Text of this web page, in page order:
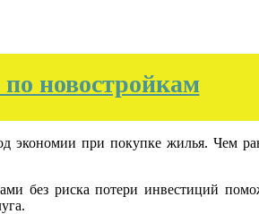
новостройкам
экономии при покупке жилья. Чем
без риска потери инвестиций